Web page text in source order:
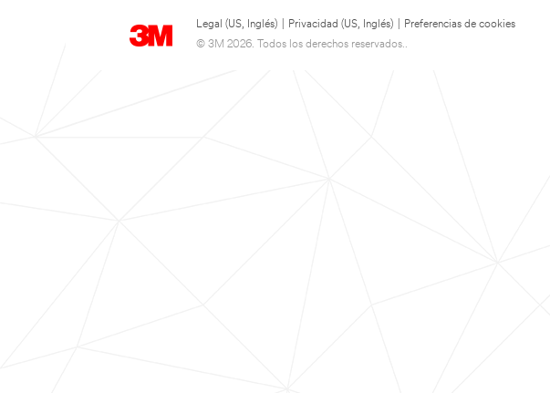
Legal (US, Inglés) Privacidad (US, Inglés)
Preferencias de cookies
© 3M 2026. Todos los derechos reservados..